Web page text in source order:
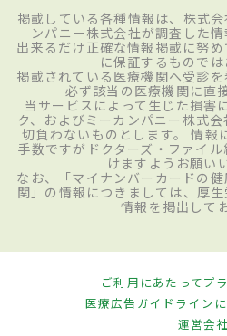
掲載している各種情報は、株式
ンパニー株式会社が調査した情
出来るだけ正確な情報掲載に努
に保証するものでは
掲載されている医療機関へ受診
必ず該当の医療機関に直
当サービスによって生じた損害
ク、およびミーカンパニー株式
切負わないものとします。 情報
手数ですがドクターズ・ファイ
けますようお願い
なお、「マイナンバーカードの
関」の情報につきましては、厚生
情報を掲出して
ご利用にあたってプ
医療広告ガイドライン
運営会社